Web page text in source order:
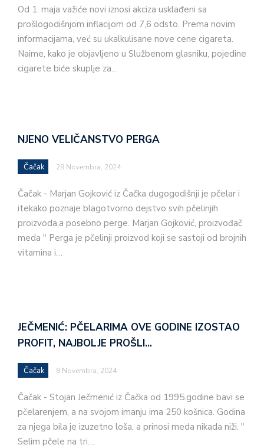
Od 1. maja važiće novi iznosi akciza usklađeni sa
prošlogodišnjom inflacijom od 7,6 odsto. Prema novim
informacijama, već su ukalkulisane nove cene cigareta.
Naime, kako je objavljeno u Službenom glasniku, pojedine
cigarete biće skuplje za…
NJENO VELIČANSTVO PERGA
Čačak 29 Novembra, 2024
Čačak - Marjan Gojković iz Čačka dugogodišnji je pčelar i
itekako poznaje blagotvorno dejstvo svih pčelinjih
proizvoda,a posebno perge. Marjan Gojković, proizvođač
meda " Perga je pčelinji proizvod koji se sastoji od brojnih
vitamina i…
JEČMENIĆ: PČELARIMA OVE GODINE IZOSTAO
PROFIT, NAJBOLJE PROŠLI…
Čačak 8 Novembra, 2024
Čačak - Stojan Ječmenić iz Čačka od 1995.godine bavi se
pčelarenjem, a na svojom imanju ima 250 košnica. Godina
za njega bila je izuzetno loša, a prinosi meda nikada niži. "
Selim pčele na tri…